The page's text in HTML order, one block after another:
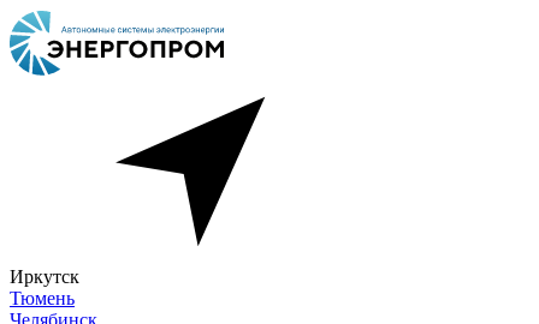
Иркутск
Тюмень
Челябинск